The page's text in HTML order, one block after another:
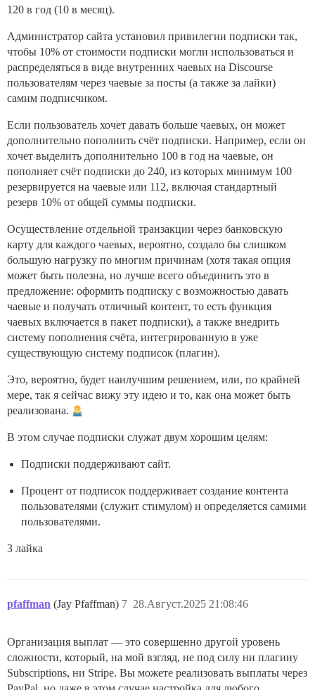
120 в год (10 в месяц).
Администратор сайта установил привилегии подписки так,
чтобы 10% от стоимости подписки могли использоваться и
распределяться в виде внутренних чаевых на Discourse
пользователям через чаевые за посты (а также за лайки)
самим подписчиком.
Если пользователь хочет давать больше чаевых, он может
дополнительно пополнить счёт подписки. Например, если он
хочет выделить дополнительно 100 в год на чаевые, он
пополняет счёт подписки до 240, из которых минимум 100
резервируется на чаевые или 112, включая стандартный
резерв 10% от общей суммы подписки.
Осуществление отдельной транзакции через банковскую
карту для каждого чаевых, вероятно, создало бы слишком
большую нагрузку по многим причинам (хотя такая опция
может быть полезна, но лучше всего объединить это в
предложение: оформить подписку с возможностью давать
чаевые и получать отличный контент, то есть функция
чаевых включается в пакет подписки), а также внедрить
систему пополнения счёта, интегрированную в уже
существующую систему подписок (плагин).
Это, вероятно, будет наилучшим решением, или, по крайней
мере, так я сейчас вижу эту идею и то, как она может быть
реализована.
В этом случае подписки служат двум хорошим целям:
Подписки поддерживают сайт.
Процент от подписок поддерживает создание контента
пользователями (служит стимулом) и определяется самими
пользователями.
3 лайка
pfaffman (Jay Pfaffman) 28.Август.2025 21:08:46
7
Организация выплат — это совершенно другой уровень
сложности, который, на мой взгляд, не под силу ни плагину
Subscriptions, ни Stripe. Вы можете реализовать выплаты через